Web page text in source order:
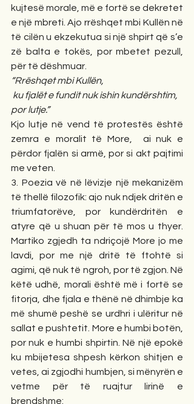
kujtesë morale, më e fortë se dekretet
e një mbreti. Ajo rrëshqet mbi Kullën në
të cilën u ekzekutua si një shpirt që s’e
zë balta e tokës, por mbetet pezull,
për të dëshmuar.
“Rrëshqet mbi Kullën,
ku fjalët e fundit nuk ishin kundërshtim,
por lutje.”
Kjo lutje në vend të protestës është
zemra e moralit të More,  ai nuk e
përdor fjalën si armë, por si akt pajtimi
me veten.
3. Poezia vë në lëvizje një mekanizëm
të thellë filozofik: ajo nuk ndjek dritën e
triumfatorëve, por kundërdritën e
atyre që u shuan për të mos u thyer.
Martiko zgjedh ta ndriçojë More jo me
lavdi, por me një dritë të ftohtë si
agimi, që nuk të ngroh, por të zgjon. Në
këtë udhë, morali është më i fortë se
fitorja, dhe fjala e thënë në dhimbje ka
më shumë peshë se urdhri i ulëritur në
sallat e pushtetit. More e humbi botën,
por nuk e humbi shpirtin. Në një epokë
ku mbijetesa shpesh kërkon shitjen e
vetes, ai zgjodhi humbjen, si mënyrën e
vetme për të ruajtur lirinë e
brendshme: